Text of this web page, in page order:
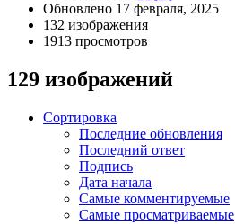
Обновлено 17 февраля, 2025
132 изображения
1913 просмотров
129 изображений
Сортировка
Последние обновления
Последний ответ
Подпись
Дата начала
Самые комментируемые
Самые просматриваемые